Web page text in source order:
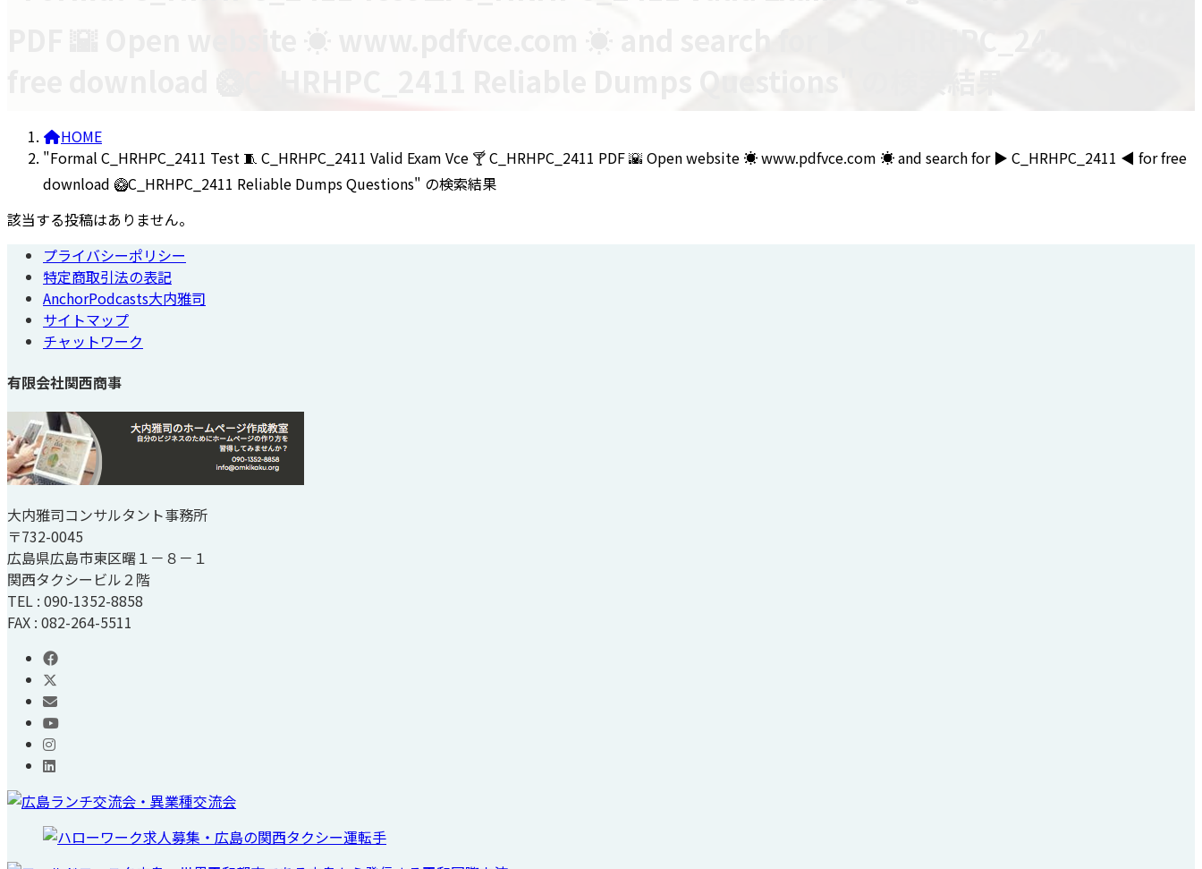
HOME
"Formal C_HRHPC_2411 Test 🧵 C_HRHPC_2411 Valid Exam Vce 🍸 C_HRHPC_2411 PDF 🌇 Open website ☀ www.pdfvce.com ️☀️ and search for ▶ C_HRHPC_2411 ◀ for free
download 🥝C_HRHPC_2411 Reliable Dumps Questions" の検索結果
該当する投稿はありません。
プライバシーポリシー
特定商取引法の表記
AnchorPodcasts大内雅司
サイトマップ
チャットワーク
有限会社関西商事
大内雅司コンサルタント事務所
〒732-0045
広島県広島市東区曙１－８－１
関西タクシービル２階
TEL : 090-1352-8858
FAX : 082-264-5511